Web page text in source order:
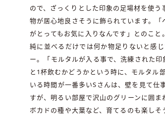
ので、ざっくりとした印象の足場材を使
物が居心地良さそうに飾られています。
がとってもお気に入りなんです」とのこ
純に並べるだけでは何か物足りないと感
ー。「モルタルが入る事で、洗練された
と1杯飲むかどうかという時に、モルタル
いる時間が一番多いSさんは、壁を見て
すが、明るい部屋で沢山のグリーンに囲
ボカドの種や大葉など、育てるのも楽し